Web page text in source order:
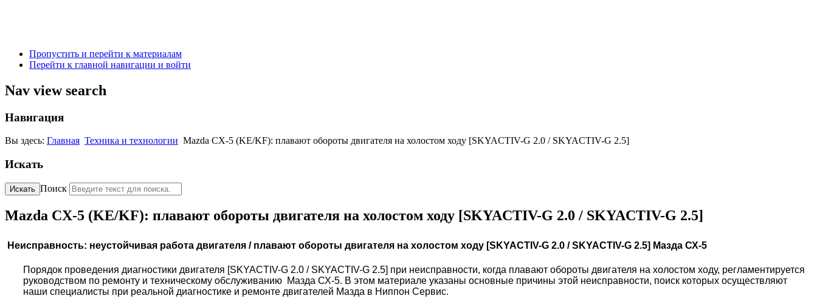
Пропустить и перейти к материалам
Перейти к главной навигации и войти
Nav view search
Навигация
Вы здесь: Главная Техника и технологии Mazda CX-5 (KE/KF): плавают обороты двигателя на холостом ходу [SKYACTIV-G 2.0 / SKYACTIV-G 2.5]
Искать
Искать Поиск
Mazda CX-5 (KE/KF): плавают обороты двигателя на холостом ходу [SKYACTIV-G 2.0 / SKYACTIV-G 2.5]
Неисправность: неустойчивая работа двигателя / плавают обороты двигателя на холостом ходу [SKYACTIV-G 2.0 / SKYACTIV-G 2.5] Мазда СХ-5
Порядок проведения диагностики двигателя [SKYACTIV-G 2.0 / SKYACTIV-G 2.5] при неисправности, когда плавают обороты двигателя на холостом ходу, регламентируется
руководством по ремонту и техническому обслуживанию Мазда СХ-5. В этом материале указаны основные причины этой неисправности, поиск которых осуществляют
наши специалисты при реальной диагностике и ремонте двигателей Мазда в Ниппон Сервис.